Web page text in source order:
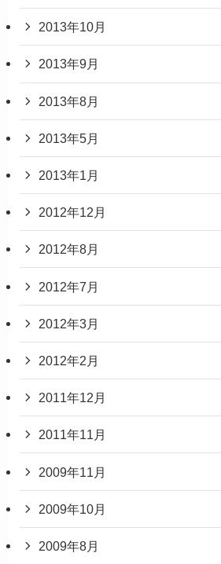
2013年10月
2013年9月
2013年8月
2013年5月
2013年1月
2012年12月
2012年8月
2012年7月
2012年3月
2012年2月
2011年12月
2011年11月
2009年11月
2009年10月
2009年8月